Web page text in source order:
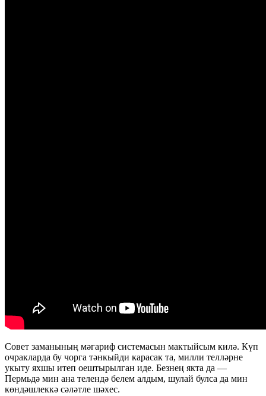
Совет заманының мәгариф системасын мактыйсым килә. Күп
очракларда бу чорга тәнкыйди карасак та, милли телләрне
укыту яхшы итеп оештырылган иде. Безнең якта да —
Пермьдә мин ана телендә белем алдым, шулай булса да мин
көндәшлеккә сәләтле шәхес.